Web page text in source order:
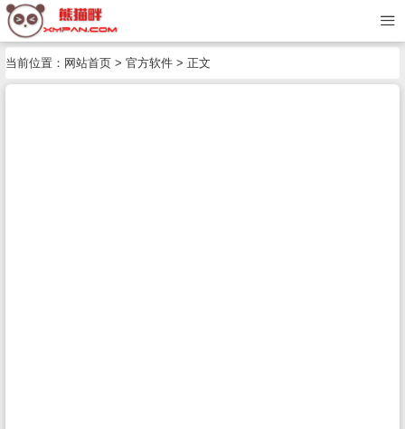
当前位置： 网站首页 > 官方软件 > 正文